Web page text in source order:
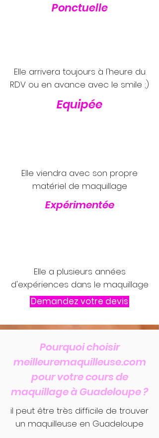
Ponctuelle
Elle arrivera toujours à l'heure du
RDV ou en avance avec le smile ;)
Equipée
Elle viendra avec son propre
matériel de maquillage
Expérimentée
Elle a plusieurs années
d'expériences dans le maquillage
Demandez votre devis
Pourquoi choisir
meilleuremaquilleuse.com
pour votre cours de
maquillage à Guadeloupe ?
il peut être très difficile de trouver
un maquilleuse en Guadeloupe